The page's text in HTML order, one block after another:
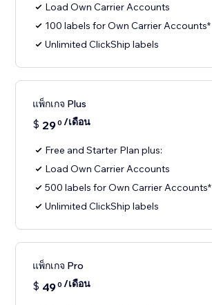
Load Own Carrier Accounts
100 labels for Own Carrier Accounts*
Unlimited ClickShip labels
แพ็กเกจ Plus
$ 290 /เดือน
Free and Starter Plan plus:
Load Own Carrier Accounts
500 labels for Own Carrier Accounts*
Unlimited ClickShip labels
แพ็กเกจ Pro
$ 490 /เดือน